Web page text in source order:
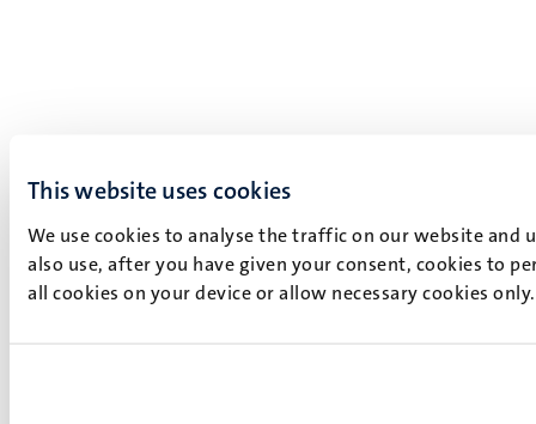
This website uses cookies
We use cookies to analyse the traffic on our website and
also use, after you have given your consent, cookies to
all cookies on your device or allow necessary cookies